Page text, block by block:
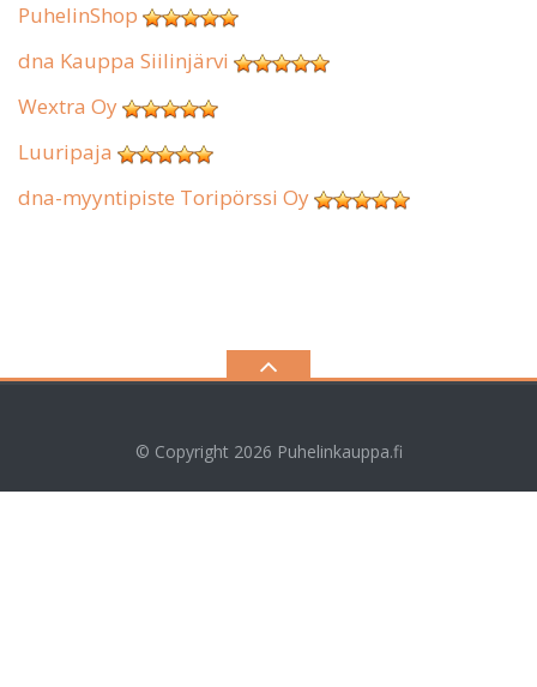
PuhelinShop
dna Kauppa Siilinjärvi
Wextra Oy
Luuripaja
dna-myyntipiste Toripörssi Oy
© Copyright 2026 Puhelinkauppa.fi